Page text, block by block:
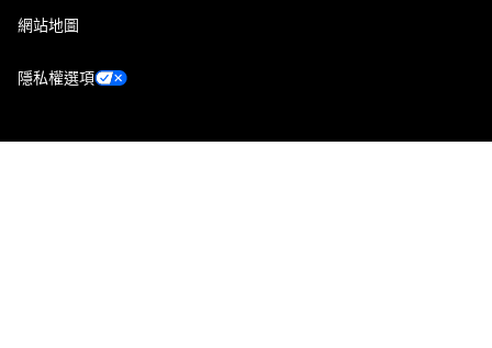
網站地圖
隱私權選項